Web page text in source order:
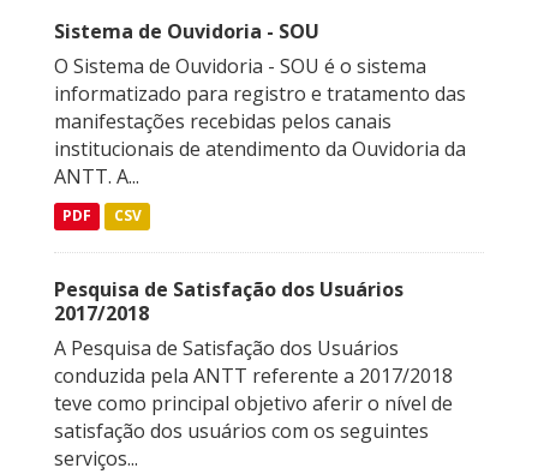
Sistema de Ouvidoria - SOU
O Sistema de Ouvidoria - SOU é o sistema
informatizado para registro e tratamento das
manifestações recebidas pelos canais
institucionais de atendimento da Ouvidoria da
ANTT. A...
PDF CSV
Pesquisa de Satisfação dos Usuários
2017/2018
A Pesquisa de Satisfação dos Usuários
conduzida pela ANTT referente a 2017/2018
teve como principal objetivo aferir o nível de
satisfação dos usuários com os seguintes
serviços...